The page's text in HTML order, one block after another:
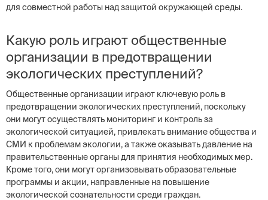
для совместной работы над защитой окружающей среды.
Какую роль играют общественные
организации в предотвращении
экологических преступлений?
Общественные организации играют ключевую роль в
предотвращении экологических преступлений, поскольку
они могут осуществлять мониторинг и контроль за
экологической ситуацией, привлекать внимание общества и
СМИ к проблемам экологии, а также оказывать давление на
правительственные органы для принятия необходимых мер.
Кроме того, они могут организовывать образовательные
программы и акции, направленные на повышение
экологической сознательности среди граждан.